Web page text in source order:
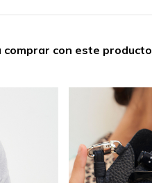
comprar con este producto